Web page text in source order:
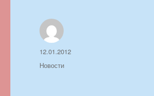
Автор
Опубликовано
12.01.2012
Рубрики
Новости